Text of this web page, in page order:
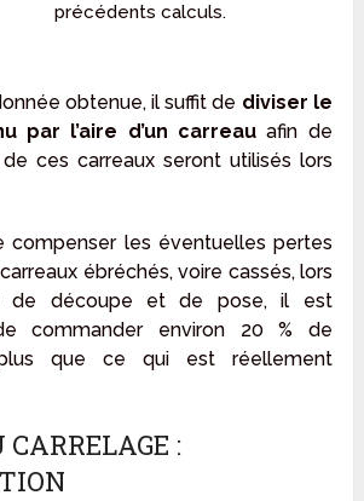
précédents calculs.
obtenue, il suffit de diviser le
par l’aire d’un carreau afin de
ces carreaux seront utilisés lors
compenser les éventuelles pertes
ébréchés, voire cassés, lors
de découpe et de pose, il est
commander environ 20 % de
que ce qui est réellement
CARRELAGE :